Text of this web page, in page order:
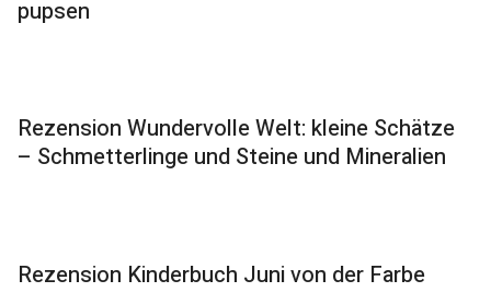
pupsen
Rezension Wundervolle Welt: kleine Schätze
– Schmetterlinge und Steine und Mineralien
Rezension Kinderbuch Juni von der Farbe